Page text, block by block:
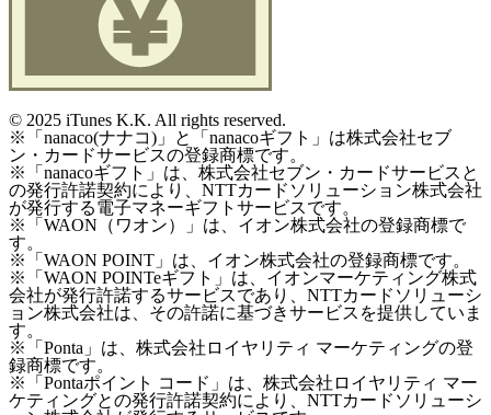
© 2025 iTunes K.K. All rights reserved.
※「nanaco(ナナコ)」と「nanacoギフト」は株式会社セブ
ン・カードサービスの登録商標です。
※「nanacoギフト」は、株式会社セブン・カードサービスと
の発行許諾契約により、NTTカードソリューション株式会社
が発行する電子マネーギフトサービスです。
※「WAON（ワオン）」は、イオン株式会社の登録商標で
す。
※「WAON POINT」は、イオン株式会社の登録商標です。
※「WAON POINTeギフト」は、イオンマーケティング株式
会社が発行許諾するサービスであり、NTTカードソリューシ
ョン株式会社は、その許諾に基づきサービスを提供していま
す。
※「Ponta」は、株式会社ロイヤリティ マーケティングの登
録商標です。
※「Pontaポイント コード」は、株式会社ロイヤリティ マー
ケティングとの発行許諾契約により、NTTカードソリューシ